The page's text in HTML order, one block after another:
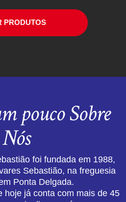
PRODUTOS
pouco Sobre
Nós
foi fundada em 1988,
Sebastião, na freguesia
Ponta Delgada.
hoje já conta com mais de 45